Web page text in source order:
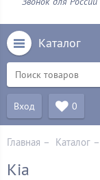
Каталог
Вход 0
Главная – Каталог –
Kia